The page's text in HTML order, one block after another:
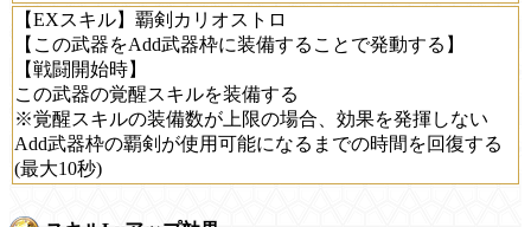
【EXスキル】覇剣カリオストロ
【この武器をAdd武器枠に装備することで発動する】
【戦闘開始時】
この武器の覚醒スキルを装備する
※覚醒スキルの装備数が上限の場合、効果を発揮しない
Add武器枠の覇剣が使用可能になるまでの時間を回復する
(最大10秒)